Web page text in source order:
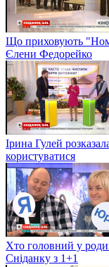
Що приховують
Єлени Федорейко
Ірина Гулей
користуватися
Хто головний у
Сніданку з 1+1